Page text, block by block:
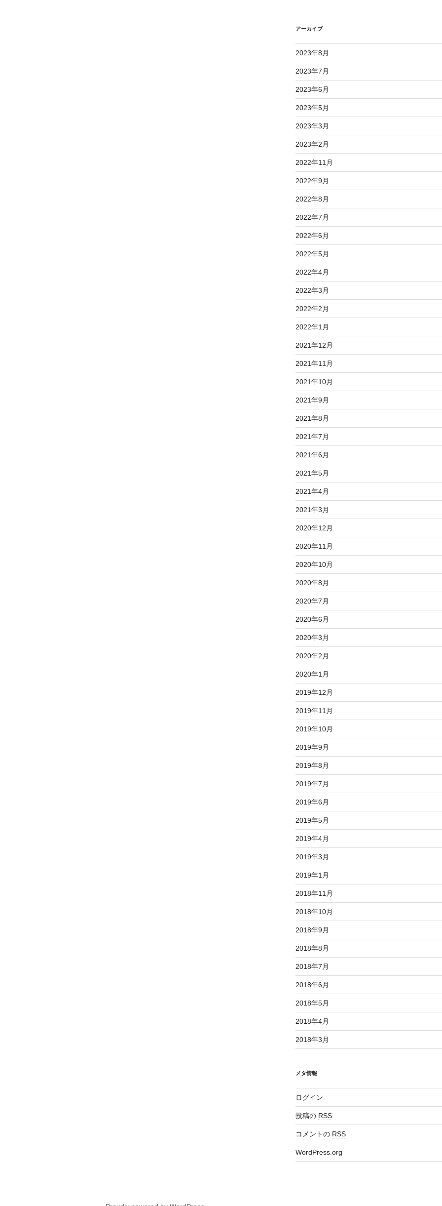
アーカイブ
2023年8月
2023年7月
2023年6月
2023年5月
2023年3月
2023年2月
2022年11月
2022年9月
2022年8月
2022年7月
2022年6月
2022年5月
2022年4月
2022年3月
2022年2月
2022年1月
2021年12月
2021年11月
2021年10月
2021年9月
2021年8月
2021年7月
2021年6月
2021年5月
2021年4月
2021年3月
2020年12月
2020年11月
2020年10月
2020年8月
2020年7月
2020年6月
2020年3月
2020年2月
2020年1月
2019年12月
2019年11月
2019年10月
2019年9月
2019年8月
2019年7月
2019年6月
2019年5月
2019年4月
2019年3月
2019年1月
2018年11月
2018年10月
2018年9月
2018年8月
2018年7月
2018年6月
2018年5月
2018年4月
2018年3月
メタ情報
ログイン
投稿の RSS
コメントの RSS
WordPress.org